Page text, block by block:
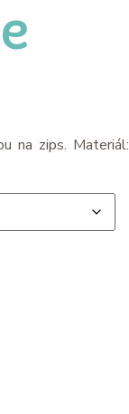
na zips. Materiál: